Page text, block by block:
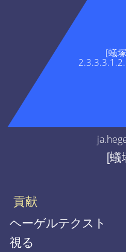
[蟻
[蟻
貢献
ヘーゲルテクスト
視る